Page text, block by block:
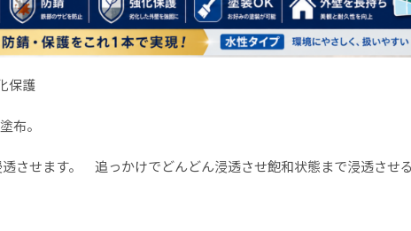
保護
布。
させます。 追っかけでどんどん浸透させ飽和状態まで浸透さ